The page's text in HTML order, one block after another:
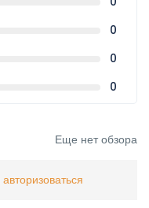
0
0
0
Еще нет обзора
авторизоваться